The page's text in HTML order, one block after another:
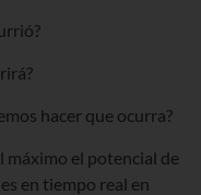
hacer que ocurra?
máximo el potencial de
en tiempo real en